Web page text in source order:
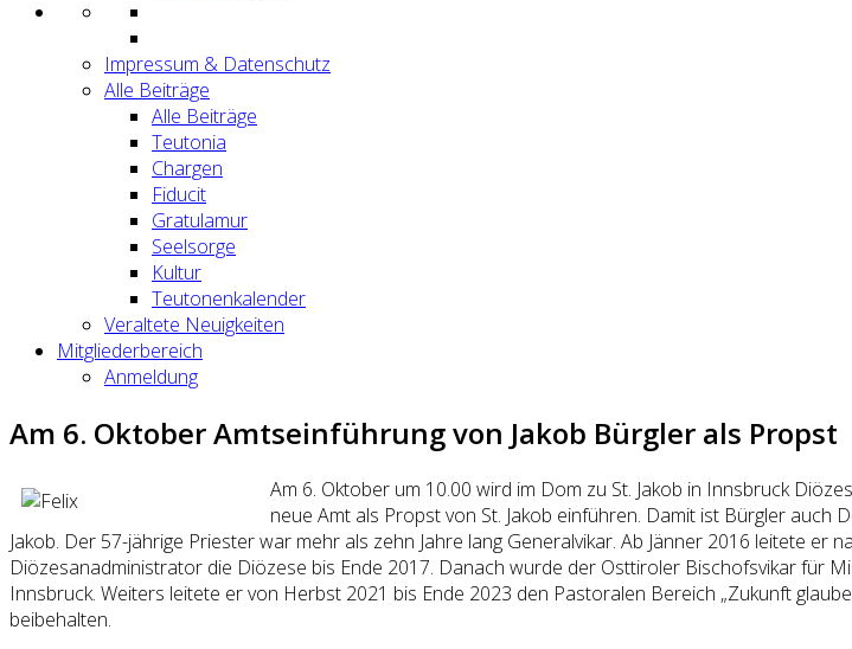
Impressum & Datenschutz
Alle Beiträge
Alle Beiträge
Teutonia
Chargen
Fiducit
Gratulamur
Seelsorge
Kultur
Teutonenkalender
Veraltete Neuigkeiten
Mitgliederbereich
Anmeldung
Am 6. Oktober Amtseinführung von Jakob Bürgler als Propst
Am 6. Oktober um 10.00 wird im Dom zu St. Jakob in Innsbruck
neue Amt als Propst von St. Jakob einführen. Damit ist Bürgler
Jakob. Der 57-jährige Priester war mehr als zehn Jahre lang Generalvikar. Ab Jänner 2016 leitete er
Diözesanadministrator die Diözese bis Ende 2017. Danach wurde der Osttiroler Bischofsvikar für
Innsbruck. Weiters leitete er von Herbst 2021 bis Ende 2023 den Pastoralen Bereich „Zukunft
beibehalten.